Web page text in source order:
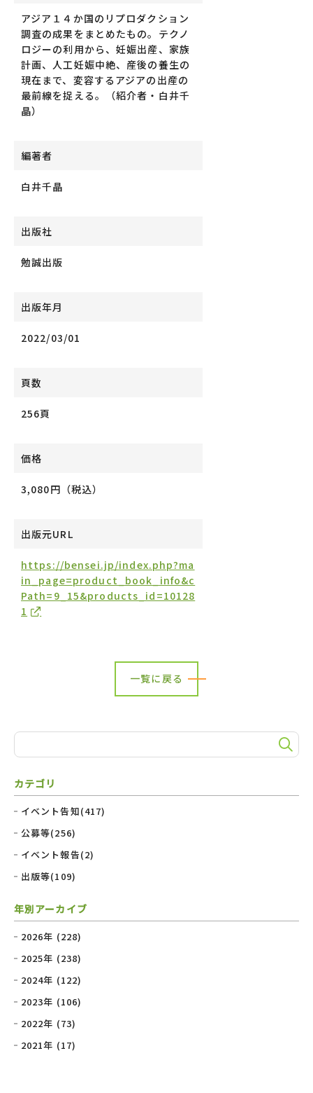
アジア１４か国のリプロダクション
調査の成果をまとめたもの。テクノ
ロジーの利用から、妊娠出産、家族
計画、人工妊娠中絶、産後の養生の
現在まで、変容するアジアの出産の
最前線を捉える。（紹介者・白井千
晶）
編著者
白井千晶
出版社
勉誠出版
出版年月
2022/03/01
頁数
256頁
価格
3,080円（税込）
出版元URL
https://bensei.jp/index.php?ma
in_page=product_book_info&c
Path=9_15&products_id=10128
1
一覧に戻る
カテゴリ
イベント告知(417)
公募等(256)
イベント報告(2)
出版等(109)
年別アーカイブ
2026年 (228)
2025年 (238)
2024年 (122)
2023年 (106)
2022年 (73)
2021年 (17)